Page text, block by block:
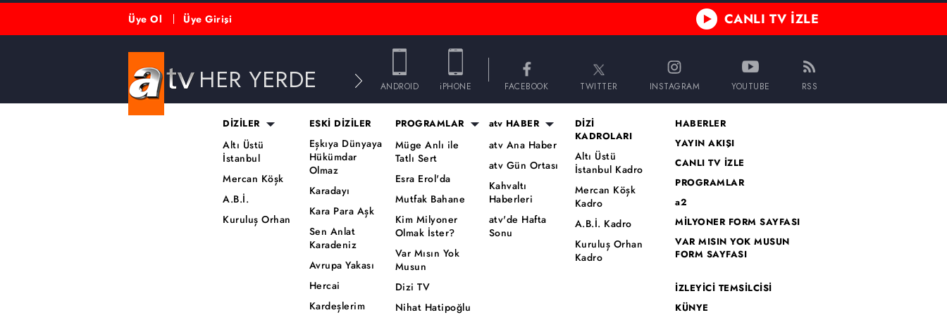
Üye Ol Üye Girişi CANLI TV İZLE
HER YERDE ANDROID iPHONE FACEBOOK TWITTER INSTAGRAM YOUTUBE RSS
DİZİLER
Altı Üstü
İstanbul
Mercan Köşk
A.B.İ.
Kuruluş Orhan
ESKİ DİZİLER
Eşkıya Dünyaya
Hükümdar
Olmaz
Karadayı
Kara Para Aşk
Sen Anlat
Karadeniz
Avrupa Yakası
Hercai
Kardeşlerim
PROGRAMLAR
Müge Anlı ile
Tatlı Sert
Esra Erol'da
Mutfak Bahane
Kim Milyoner
Olmak İster?
Var Mısın Yok
Musun
Dizi TV
Nihat Hatipoğlu
atv HABER
atv Ana Haber
atv Gün Ortası
Kahvaltı
Haberleri
atv'de Hafta
Sonu
DİZİ
KADROLARI
Altı Üstü
İstanbul Kadro
Mercan Köşk
Kadro
A.B.İ. Kadro
Kuruluş Orhan
Kadro
HABERLER
YAYIN AKIŞI
CANLI TV İZLE
PROGRAMLAR
a2
MİLYONER FORM SAYFASI
VAR MISIN YOK MUSUN
FORM SAYFASI
İZLEYİCİ TEMSİLCİSİ
KÜNYE